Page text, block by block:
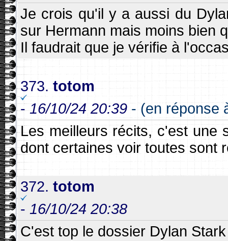
Je crois qu'il y a aussi du
sur Hermann mais moins bien
Il faudrait que je vérifie à
373. totom
-16/10/24 20:39 - (en réponse
Les meilleurs récits, c'est une
dont certaines voir toutes sont
372. totom
- 16/10/24 20:38
C'est top le dossier Dylan